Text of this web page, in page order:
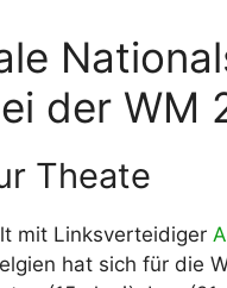
der WM
Theate
mit Linksverteidiger
hat sich für die